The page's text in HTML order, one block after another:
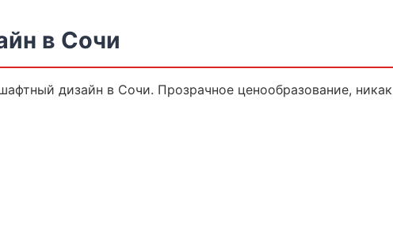
в Сочи
дизайн в Сочи. Прозрачное ценообразование,